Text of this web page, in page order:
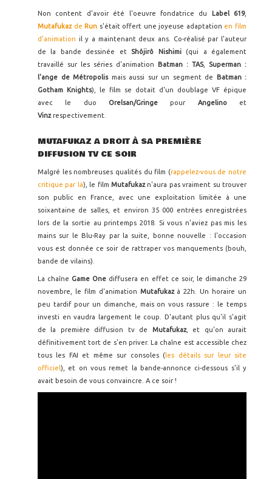
Non content d'avoir été l'oeuvre fondatrice du Label 619,
Mutafukaz deRun s'était offert une joyeuse adaptation en film
d'animation il y a maintenant deux ans. Co-réalisé par l'auteur
de la bande dessinée et Shôjirô Nishimi(qui a également
travaillé sur les séries d'animation Batman : TAS, Superman :
l'ange de Métropolismais aussi sur un segment de
Batman :
Gotham Knights), le film se dotait d'un doublage VF épique
avec le duo Orelsan/Gringepour Angelino et
Vinzrespectivement.
MUTAFUKAZ A DROIT À SA PREMIÈRE
DIFFUSION TV CE SOIR
Malgré les nombreuses qualités du film (rappelez-vous de notre
critique par là), le filmMutafukazn'aura pas vraiment su trouver
son public en France, avec une exploitation limitée à une
soixantaine de salles, et environ 35 000 entrées enregistrées
lors de la sortie au printemps 2018. Si vous n'aviez pas mis les
mains sur le Blu-Ray par la suite, bonne nouvelle : l'occasion
vous est donnée ce soir de rattraper vos manquements (bouh,
bande de vilains).
La chaîne Game One diffusera en effet ce soir, le dimanche 29
novembre, le film d'animation Mutafukaz à 22h. Un horaire un
peu tardif pour un dimanche, mais on vous rassure : le temps
investi en vaudra largement le coup. D'autant plus qu'il s'agit
de la première diffusion tv de Mutafukaz, et qu'on aurait
définitivement tort de s'en priver. La chaîne est accessible chez
tous les FAI et même sur consoles ( les détails sur leur site
officiel ), et on vous remet la bande-annonce ci-dessous s'il y
avait besoin de vous convaincre. A ce soir !